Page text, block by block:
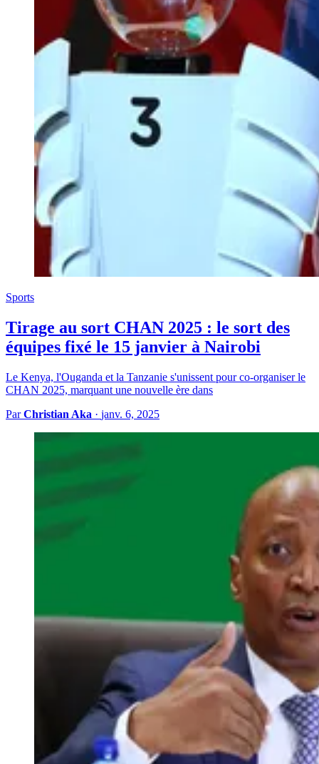
Sports
Tirage au sort CHAN 2025 : le sort des
équipes fixé le 15 janvier à Nairobi
Le Kenya, l'Ouganda et la Tanzanie s'unissent pour co-organiser le
CHAN 2025, marquant une nouvelle ère dans
ParChristian Aka · janv. 6, 2025